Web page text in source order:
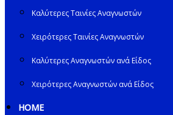
Καλύτερες Ταινίες Αναγνωστών
Χειρότερες Ταινίες Αναγνωστών
Καλύτερες Αναγνωστών ανά Είδος
Χειρότερες Αναγνωστών ανά Είδος
HOME